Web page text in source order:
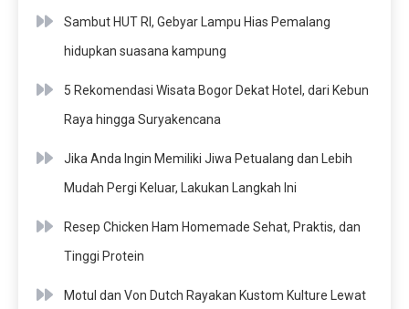
Sambut HUT RI, Gebyar Lampu Hias Pemalang
hidupkan suasana kampung
5 Rekomendasi Wisata Bogor Dekat Hotel, dari Kebun
Raya hingga Suryakencana
Jika Anda Ingin Memiliki Jiwa Petualang dan Lebih
Mudah Pergi Keluar, Lakukan Langkah Ini
Resep Chicken Ham Homemade Sehat, Praktis, dan
Tinggi Protein
Motul dan Von Dutch Rayakan Kustom Kulture Lewat